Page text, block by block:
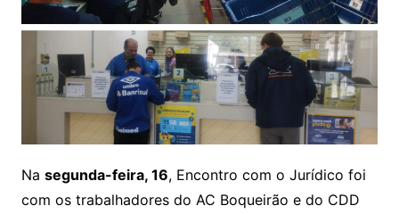
Na segunda-feira, 16, Encontro com o Jurídico foi
com os trabalhadores do AC Boqueirão e do CDD